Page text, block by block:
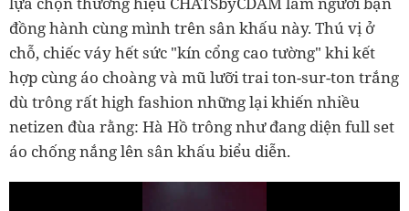
đồng hành cùng mình trên sân khấu này. Thú vị ở
chỗ, chiếc váy hết sức "kín cổng cao tường" khi kết
hợp cùng áo choàng và mũ lưỡi trai ton-sur-ton trắng
dù trông rất high fashion những lại khiến nhiều
netizen đùa rằng: Hà Hồ trông như đang diện full set
áo chống nắng lên sân khấu biểu diễn.